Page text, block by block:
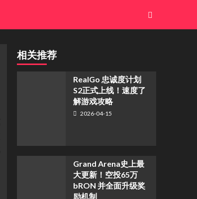
相关推荐
​RealGo 忠诚度计划
S2正式上线！速度了
解游戏攻略
2026-04-15
Grand Arena史上最
大更新！空投65万
bRON 并全面升级奖
励机制